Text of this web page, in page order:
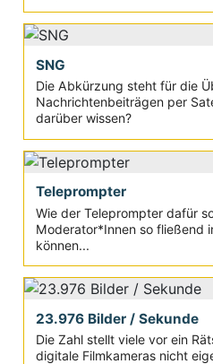
SNG
Die Abkürzung steht für die
Nachrichtenbeiträgen per
darüber wissen?
Teleprompter
Wie der Teleprompter dafür
Moderator*Innen so fließend
können...
23.976 Bilder / Sekunde
Die Zahl stellt viele vor ein
digitale Filmkameras nicht